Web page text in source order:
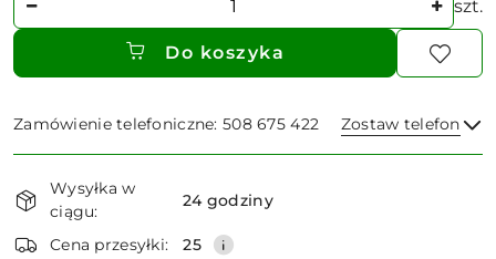
szt.
Do koszyka
Zamówienie telefoniczne: 508 675 422 Zostaw telefon
i
dostawa
Wysyłka w
ciągu:
24 godziny
Cena przesyłki: 25